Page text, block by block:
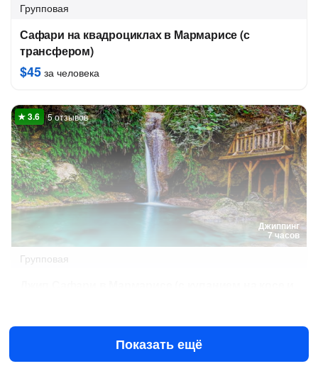
Групповая
Сафари на квадроциклах в Мармарисе (с
трансфером)
$45 за человека
Джиппинг
7 часов
5 отзывов
Групповая
$35за человека
Показать ещё